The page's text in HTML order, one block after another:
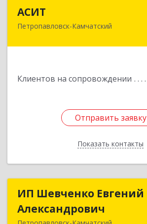
АСИТ
Петропавловск-Камчатский
Клиентов на сопровождении
Отправить заявку
Показать контакты
683031, Камчатский край,
Отправить заявку
Назад
ИП Шевченко Евгений
Александрович
ИП